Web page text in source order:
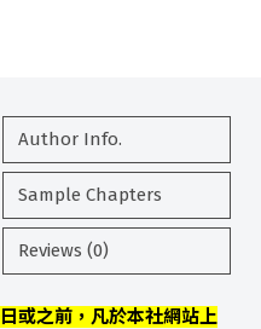
Author Info.
Sample Chapters
Reviews (0)
或之前，凡於本社網站上